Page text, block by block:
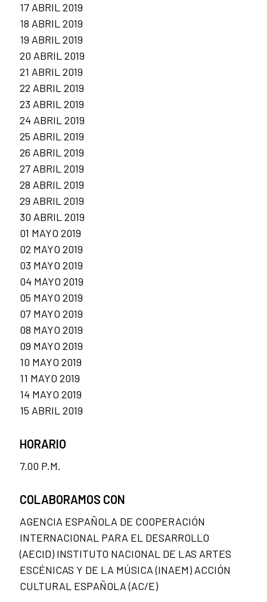
17 ABRIL 2019
18 ABRIL 2019
19 ABRIL 2019
20 ABRIL 2019
21 ABRIL 2019
22 ABRIL 2019
23 ABRIL 2019
24 ABRIL 2019
25 ABRIL 2019
26 ABRIL 2019
27 ABRIL 2019
28 ABRIL 2019
29 ABRIL 2019
30 ABRIL 2019
01 MAYO 2019
02 MAYO 2019
03 MAYO 2019
04 MAYO 2019
05 MAYO 2019
07 MAYO 2019
08 MAYO 2019
09 MAYO 2019
10 MAYO 2019
11 MAYO 2019
14 MAYO 2019
15 ABRIL 2019
HORARIO
7.00 P.M.
COLABORAMOS CON
AGENCIA ESPAÑOLA DE COOPERACIÓN
INTERNACIONAL PARA EL DESARROLLO
(AECID) INSTITUTO NACIONAL DE LAS ARTES
ESCÉNICAS Y DE LA MÚSICA (INAEM) ACCIÓN
CULTURAL ESPAÑOLA (AC/E)